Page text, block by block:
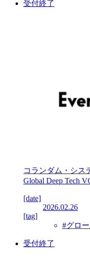
受付終了
コランダム・シス
Global Deep Tech
[date]
2026.02.26
[tag]
#グロ
受付終了